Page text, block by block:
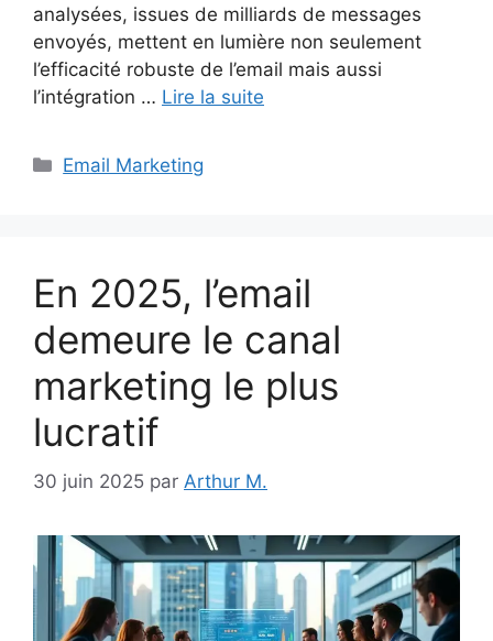
analysées, issues de milliards de messages
envoyés, mettent en lumière non seulement
l’efficacité robuste de l’email mais aussi
l’intégration … Lire la suite
Catégories
Email Marketing
En 2025, l’email
demeure le canal
marketing le plus
lucratif
30 juin 2025 par Arthur M.